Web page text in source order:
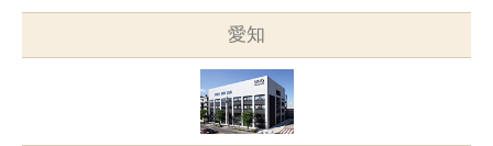
愛知